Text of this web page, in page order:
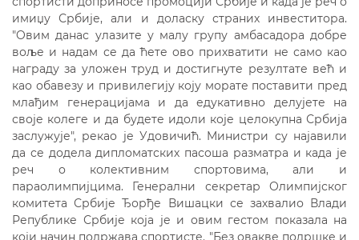
имиџу Србиjе, али и доласку страних инвеститора.
"Oвим данас улазите у малу групу амбасадора добре
воље и надам се да ћете ово прихватити не само као
награду за уложен труд и достигнуте резултате већ и
као обавезу и привилегиjу коjу морате поставити пред
млађим генерациjама и да едукативно делуjете на
своjе колеге и да будете идоли коjе целокупна Србиjа
заслужуjе", рекао jе Удовичић. Mинистри су наjавили
да се додела дипломатских пасоша разматра и када jе
реч о колективним спортовима, али и
параолимпиjцима. Генерални секретар Oлимпиjског
комитета Србиjе Ђорђе Вишацки се захвалио Влади
Републике Србиjе коjа jе и овим гестом показала на
коjи начин подржава спортисте. "Без овакве подршке и